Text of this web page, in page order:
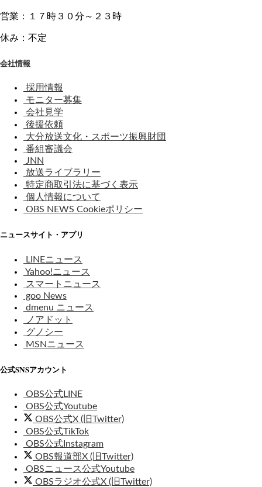
営業：１７時３０分～２３時
休み：不定
会社情報
採用情報
モニター募集
会社見学
後援依頼
大分放送文化・スポーツ振興財団
番組審議会
JNN
放送ライブラリー
特定商取引法に基づく表示
個人情報について
OBS NEWS Cookieポリシー
ニュースサイト・アプリ
LINEニュース
Yahoo!ニュース
スマートニュース
goo News
dmenu ニュース
ノアドット
グノシー
MSNニュース
公式SNSアカウント
OBS公式LINE
OBS公式Youtube
OBS公式X (旧Twitter)
OBS公式TikTok
OBS公式Instagram
OBS報道部X (旧Twitter)
OBSニュース公式Youtube
OBSラジオ公式X (旧Twitter)